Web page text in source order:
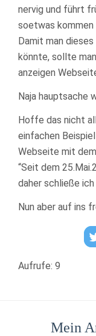
nervig und führt
soetwas kommen
Damit man
könnte, sollte
anzeigen
Naja hauptsache
Hoffe das nicht
einfachen
Webseite mit
“Seit dem
daher schließe
Nun aber auf ins
Aufrufe: 9
Mein